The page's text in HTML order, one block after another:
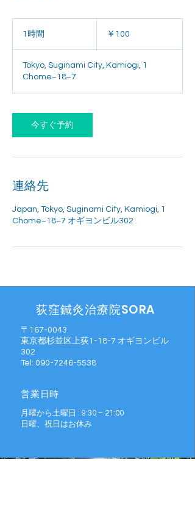
1時間 ￥100
Tokyo, Suginami City, Kamiogi, 1
Chome−18−7
今すぐ予約
連絡先
Japan, Tokyo, Suginami City, Kamiogi, 1
Chome−18−7 オギヨンビル302
荻窪鍼灸治療院SORA
〒167-0043
東京都杉並区上荻1- 18-7 オギヨンビル
302
Tel: 090-7246-5538
営業日時
月曜から土曜日 : 9:30 – 21:00
​日曜、祝日はお休み